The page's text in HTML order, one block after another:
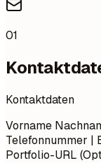
01
Kontaktdaten
Vorname
Telefonnummer |
Portfolio-URL